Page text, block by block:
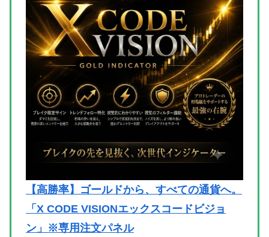
【高勝率】ゴールドから、すべての通貨へ。
「X CODE VISIONエックスコードビジョ
ン」※専用注文パネル